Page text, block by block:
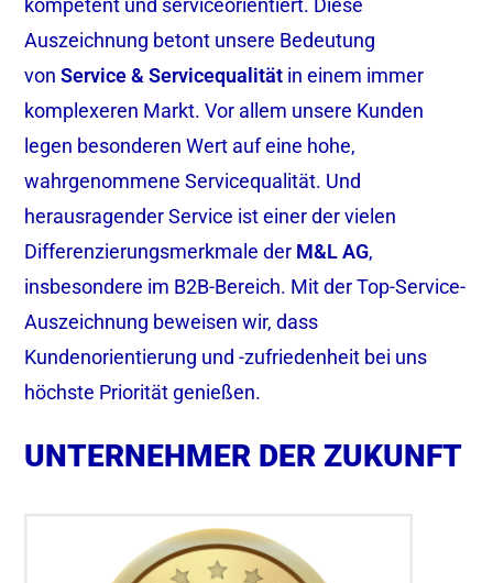
kompetent und serviceorientiert. Diese
Auszeichnung betont unsere Bedeutung
vonService & Servicequalität in einem immer
komplexeren Markt. Vor allem unsere Kunden
legen besonderen Wert auf eine hohe,
wahrgenommene Servicequalität. Und
herausragender Service ist einer der vielen
Differenzierungsmerkmale der M&L AG,
insbesondere im B2B-Bereich. Mit der Top-Service-
Auszeichnung beweisen wir, dass
Kundenorientierung und -zufriedenheit bei uns
höchste Priorität genießen.
UNTERNEHMER DER ZUKUNFT